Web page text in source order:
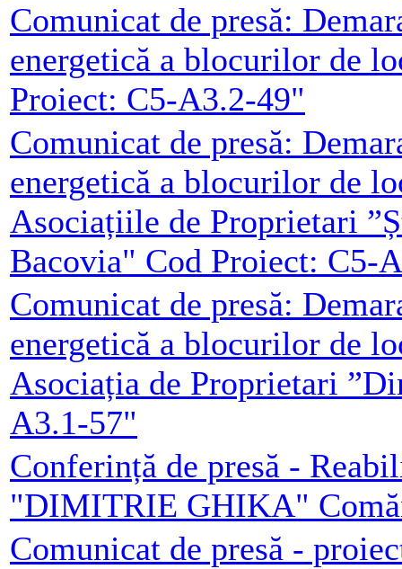
Comunicat de presă:
energetică a blocurilor de
Proiect: C5-A3.2-49"
Comunicat de presă:
energetică a blocurilor de
Asociațiile de Proprietari
Bacovia" Cod Proiect: C5-
Comunicat de presă:
energetică a blocurilor de
Asociația de Proprietari
A3.1-57"
Conferință de presă -
"DIMITRIE GHIKA"
Comunicat de presă -